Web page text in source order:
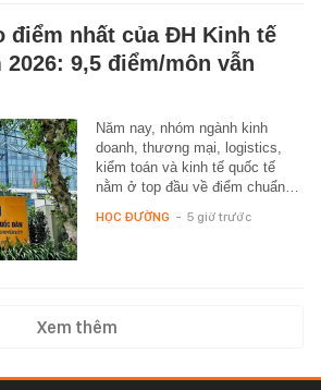
điểm nhất của ĐH Kinh tế
2026: 9,5 điểm/môn vẫn
Năm nay, nhóm ngành kinh
doanh, thương mại, logistics,
kiểm toán và kinh tế quốc tế
nằm ở top đầu về điểm chuẩn…
HỌC ĐƯỜNG - 5 giờ trước
Xem thêm